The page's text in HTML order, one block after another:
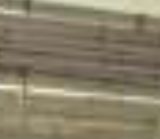
ΔΙΑΜΟΝΉ
ΠΑΡΟΧΈΣ
ΦΩΤΟΓΡΑΦΊΕΣ
ΖΉΤΗΣΗ